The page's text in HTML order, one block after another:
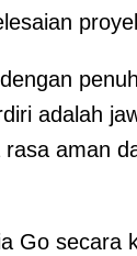
adalah
aman
Go secara